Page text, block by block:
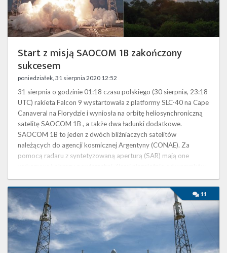
Kalendarze
Start z misją SAOCOM 1B zakończony
sukcesem
poniedziałek, 31 sierpnia 2020 12:52
31 sierpnia o godzinie 01:18 czasu polskiego (30 sierpnia, 23:18
UTC) rakieta Falcon 9 wystartowała z platformy SLC-40 na Cape
Canaveral na Florydzie i wyniosła na orbitę heliosynchroniczną
satelitę SAOCOM 1B , a także dwa ładunki dodatkowe.
SAOCOM 1B to jeden z dwóch bliźniaczych satelitów
należących do agencji kosmicznej Argentyny (CONAE). Za
pomocą radaru z syntetyzowaną aperturą (SAR) mają one
pogodowych. Zastosowania …
Start
rakiety
Falcon
9
z
misją
SAOCOM
11